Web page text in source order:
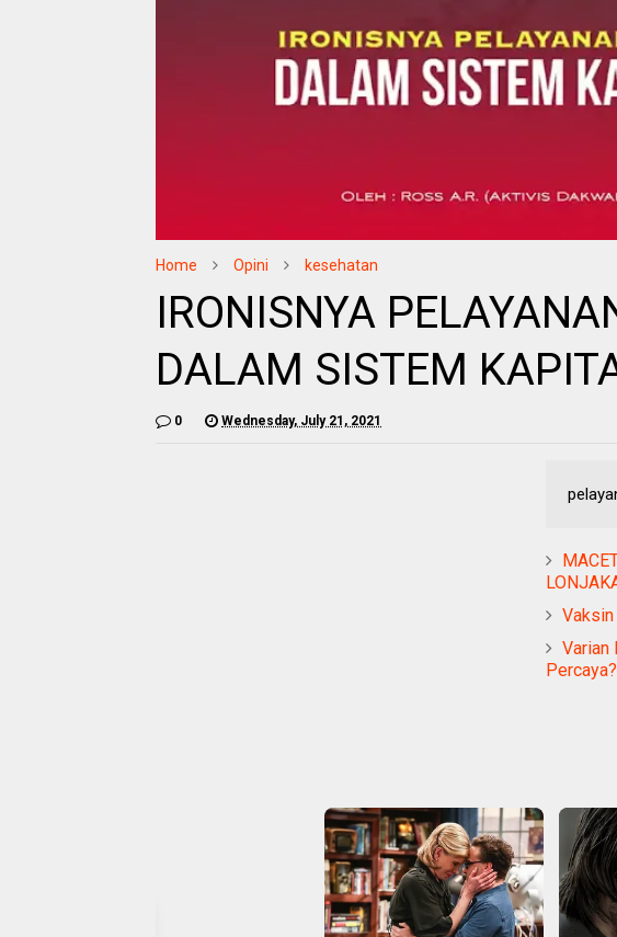
Home Opini kesehatan
IRONISNYA
DALAM SISTEM
0 Wednesday, July 21, 2021
Varian
Percaya?